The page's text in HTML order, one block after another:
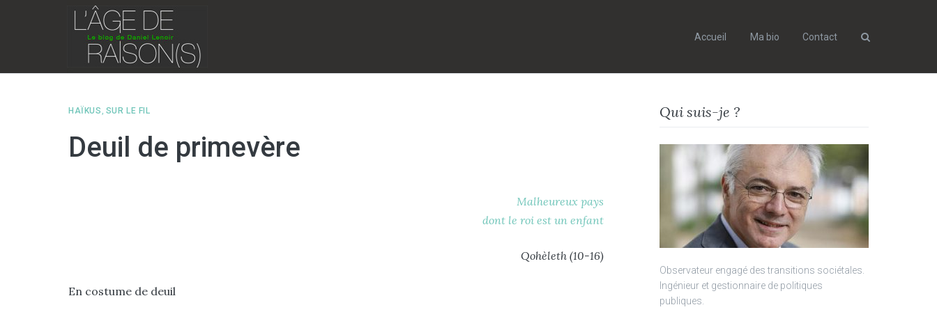
to
Accueil Ma bio Contact
HAÏKUS , SUR LE FIL
Deuil de primevère
Malheureux pays
dont le roi est un enfant
Qohèleth (10-16)
En costume de deuil
Qui suis-je ?
Observateur engagé des transitions sociétales.
Ingénieur et gestionnaire de politiques
publiques.